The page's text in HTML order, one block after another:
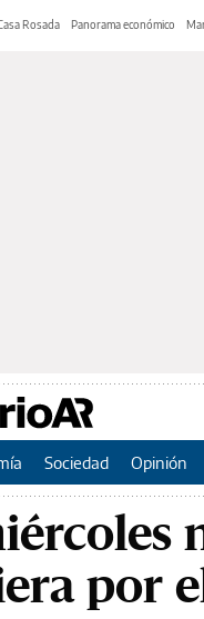
Rosada Panorama económico
Sociedad Opinión
por